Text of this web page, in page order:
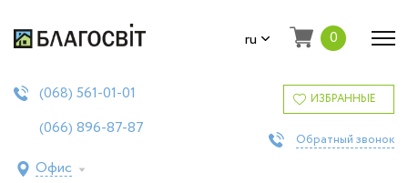
ru 0
(068) 561-01-01
(066) 896-87-87
Офис
ИЗБРАННЫЕ
Обратный звонок